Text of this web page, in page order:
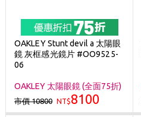
OAKLEY Stunt devil a 太陽眼
鏡 灰框感光鏡片 #OO9525-
06
OAKLEY 太陽眼鏡 (全面75折)
市價 10800 NT$8100